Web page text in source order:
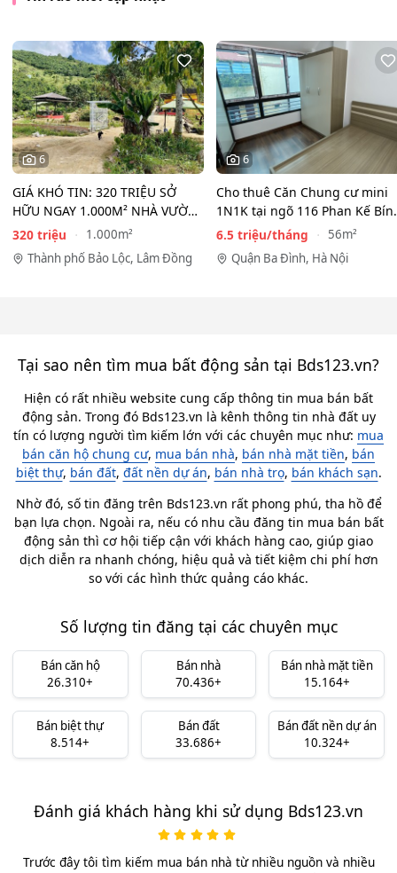
6
GIÁ KHÓ TIN: 320 TRIỆU SỞ
HỮU NGAY 1.000M² NHÀ VƯỜN
THỔ CƯ, CÓ AO, CÓ SUỐI!
320 triệu
1.000m²
Thành phố Bảo Lộc, Lâm Đồng
6
Cho thuê Căn Chung cư mini
1N1K tại ngõ 116 Phan Kế
Cống Vị, Ba Đình. Chỉ…
6.5 triệu/tháng
56m²
Quận Ba Đình, Hà Nội
Tại sao nên tìm mua bất động sản tại Bds123.vn?
Hiện có rất nhiều website cung cấp thông tin mua bán bất
động sản. Trong đó Bds123.vn là kênh thông tin nhà đất uy
tín có lượng người tìm kiếm lớn với các chuyên mục như: mua
bán căn hộ chung cư, mua bán nhà, bán nhà mặt tiền, bán
biệt thự, bán đất, đất nền dự án, bán nhà trọ, bán khách sạn.
Nhờ đó, số tin đăng trên Bds123.vn rất phong phú, tha hồ để
bạn lựa chọn. Ngoài ra, nếu có nhu cầu đăng tin mua bán bất
động sản thì cơ hội tiếp cận với khách hàng cao, giúp giao
dịch diễn ra nhanh chóng, hiệu quả và tiết kiệm chi phí hơn
so với các hình thức quảng cáo khác.
Số lượng tin đăng tại các chuyên mục
Bán căn hộ
26.310+
Bán nhà
70.436+
Bán nhà mặt tiền
15.164+
Bán biệt thự
8.514+
Bán đất
33.686+
Bán đất nền dự án
10.324+
Đánh giá khách hàng khi sử dụng Bds123.vn
Trước đây tôi tìm kiếm mua bán nhà từ nhiều nguồn và nhiều